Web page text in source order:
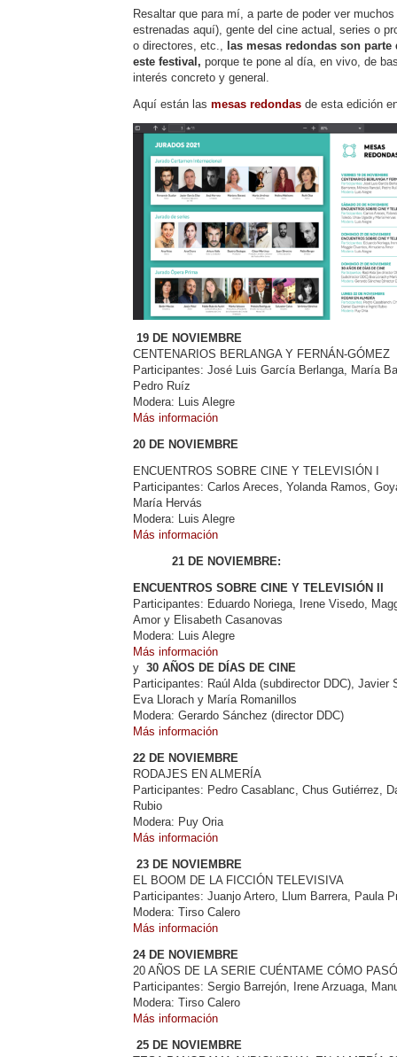
Resaltar que para mí, a parte de poder ver
estrenadas aquí), gente del cine actual, series o
o directores, etc.,
las mesas redondas son
este festival, porque te pone al día, en vivo, de
interés concreto y general.
Aquí están las mesas redondas de esta edición
19 DE NOVIEMBRE
CENTENARIOS BERLANGA Y FERNÁN-GÓMEZ
Participantes: José Luis García Berlanga, María
Pedro Ruíz
Modera: Luis Alegre
Más información
20 DE NOVIEMBRE
ENCUENTROS SOBRE CINE Y TELEVISIÓN I
Participantes: Carlos Areces, Yolanda Ramos,
María Hervás
Modera: Luis Alegre
Más información
21 DE NOVIEMBRE:
ENCUENTROS SOBRE CINE Y TELEVISIÓN II
Participantes: Eduardo Noriega, Irene Visedo,
Amor y Elisabeth Casanovas
Modera: Luis Alegre
Más información
y 30 AÑOS DE DÍAS DE CINE
Participantes: Raúl Alda (subdirector DDC), Javier
Eva Llorach y María Romanillos
Modera: Gerardo Sánchez (director DDC)
Más información
22 DE NOVIEMBRE
RODAJES EN ALMERÍA
Participantes: Pedro Casablanc, Chus Gutiérrez,
Rubio
Modera: Puy Oria
Más información
23 DE NOVIEMBRE
EL BOOM DE LA FICCIÓN TELEVISIVA
Participantes: Juanjo Artero, Llum Barrera, Paula
Modera: Tirso Calero
Más información
24 DE NOVIEMBRE
20 AÑOS DE LA SERIE CUÉNTAME CÓMO PASÓ
Participantes: Sergio Barrejón, Irene Arzuaga,
Modera: Tirso Calero
Más información
25 DE NOVIEMBRE